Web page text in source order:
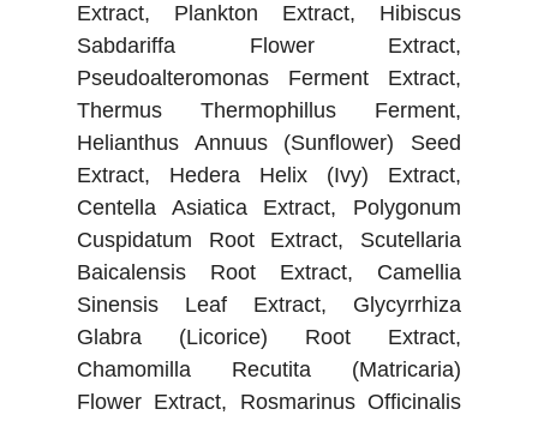
Extract, Plankton Extract, Hibiscus
Sabdariffa Flower Extract,
Pseudoalteromonas Ferment Extract,
Thermus Thermophillus Ferment,
Helianthus Annuus (Sunflower) Seed
Extract, Hedera Helix (Ivy) Extract,
Centella Asiatica Extract, Polygonum
Cuspidatum Root Extract, Scutellaria
Baicalensis Root Extract, Camellia
Sinensis Leaf Extract, Glycyrrhiza
Glabra (Licorice) Root Extract,
Chamomilla Recutita (Matricaria)
Flower Extract, Rosmarinus Officinalis